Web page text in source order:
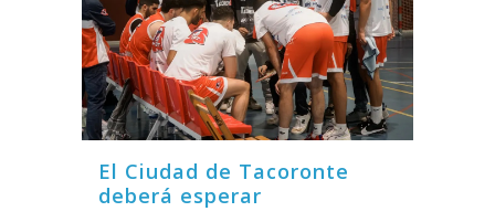
El Ciudad de Tacoronte
deberá esperar